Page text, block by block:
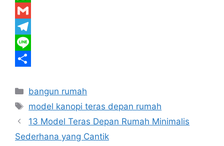
c
e
b
o
k
w
t
r
W
h
a
A
p
p
G
m
a
l
T
e
e
g
a
L
n
e
h
a
e
Kategori
bangun rumah
Tag
model kanopi teras depan rumah
13 Model Teras Depan Rumah Minimalis
Sederhana yang Cantik